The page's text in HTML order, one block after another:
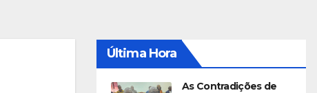
Última Hora
As Contradições de